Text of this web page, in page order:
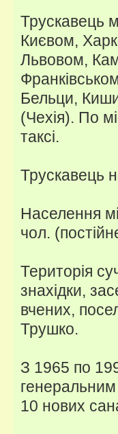
Трускавець
Києвом,
Львовом,
Бельци,
(Чехія). По
таксі.
Трускавець
Населення
чол.
Територія
знахідки,
вчених,
Трушко.
З 1965 по
10 нових